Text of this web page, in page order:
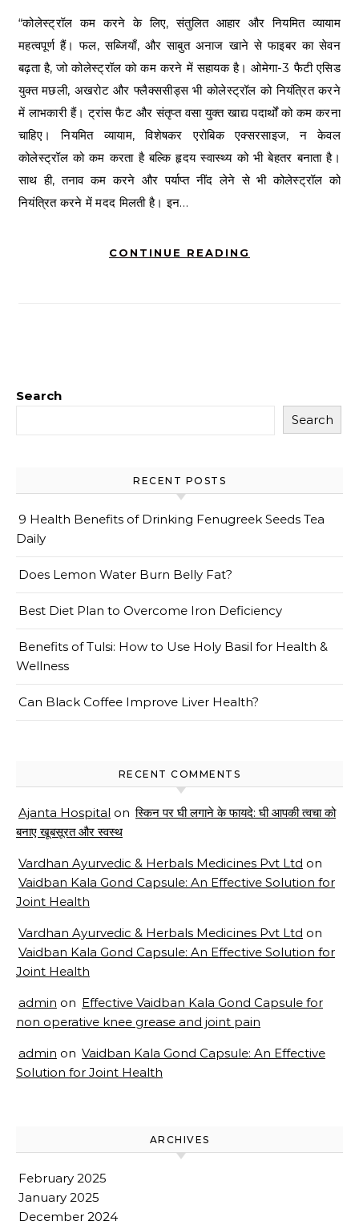
“कोलेस्ट्रॉल कम करने के लिए, संतुलित आहार और नियमित व्यायाम
महत्वपूर्ण हैं। फल, सब्जियाँ, और साबुत अनाज खाने से फाइबर का सेवन
बढ़ता है, जो कोलेस्ट्रॉल को कम करने में सहायक है। ओमेगा-3 फैटी एसिड
युक्त मछली, अखरोट और फ्लैक्ससीड्स भी कोलेस्ट्रॉल को नियंत्रित करने
में लाभकारी हैं। ट्रांस फैट और संतृप्त वसा युक्त खाद्य पदार्थों को कम करना
चाहिए। नियमित व्यायाम, विशेषकर एरोबिक एक्सरसाइज, न केवल
कोलेस्ट्रॉल को कम करता है बल्कि हृदय स्वास्थ्य को भी बेहतर बनाता है।
साथ ही, तनाव कम करने और पर्याप्त नींद लेने से भी कोलेस्ट्रॉल को
नियंत्रित करने में मदद मिलती है। इन…
CONTINUE READING
Search
Search
RECENT POSTS
9 Health Benefits of Drinking Fenugreek Seeds Tea
Daily
Does Lemon Water Burn Belly Fat?
Best Diet Plan to Overcome Iron Deficiency
Benefits of Tulsi: How to Use Holy Basil for Health &
Wellness
Can Black Coffee Improve Liver Health?
RECENT COMMENTS
Ajanta Hospital on स्किन पर घी लगाने के फायदे: घी आपकी त्वचा को
बनाए खूबसूरत और स्वस्थ
Vardhan Ayurvedic & Herbals Medicines Pvt Ltd on
Vaidban Kala Gond Capsule: An Effective Solution for
Joint Health
Vardhan Ayurvedic & Herbals Medicines Pvt Ltd on
Vaidban Kala Gond Capsule: An Effective Solution for
Joint Health
admin on Effective Vaidban Kala Gond Capsule for
non operative knee grease and joint pain
admin on Vaidban Kala Gond Capsule: An Effective
Solution for Joint Health
ARCHIVES
February 2025
January 2025
December 2024